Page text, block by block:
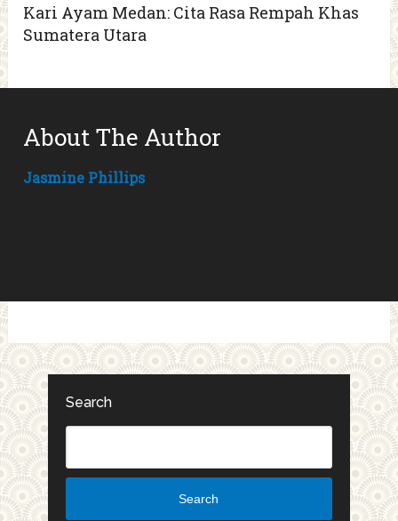
Kari Ayam Medan: Cita Rasa Rempah Khas
Sumatera Utara
About The Author
Jasmine Phillips
Search
Search